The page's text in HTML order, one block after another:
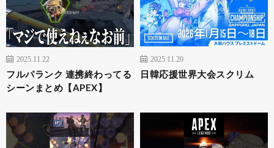
2025.11.22
フルパランク 連携終わってる
シーンまとめ【APEX】
2025.11.20
日韓応援世界大会スクリム